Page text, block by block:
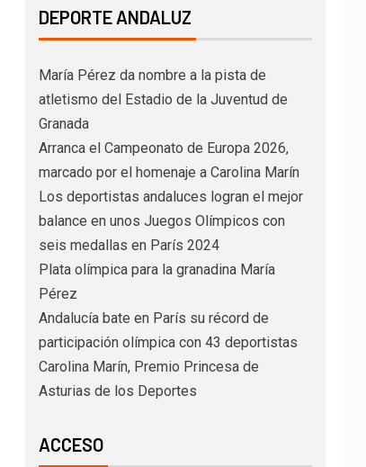
DEPORTE ANDALUZ
María Pérez da nombre a la pista de
atletismo del Estadio de la Juventud de
Granada
Arranca el Campeonato de Europa 2026,
marcado por el homenaje a Carolina Marín
Los deportistas andaluces logran el mejor
balance en unos Juegos Olímpicos con
seis medallas en París 2024
Plata olímpica para la granadina María
Pérez
Andalucía bate en París su récord de
participación olímpica con 43 deportistas
Carolina Marín, Premio Princesa de
Asturias de los Deportes
ACCESO